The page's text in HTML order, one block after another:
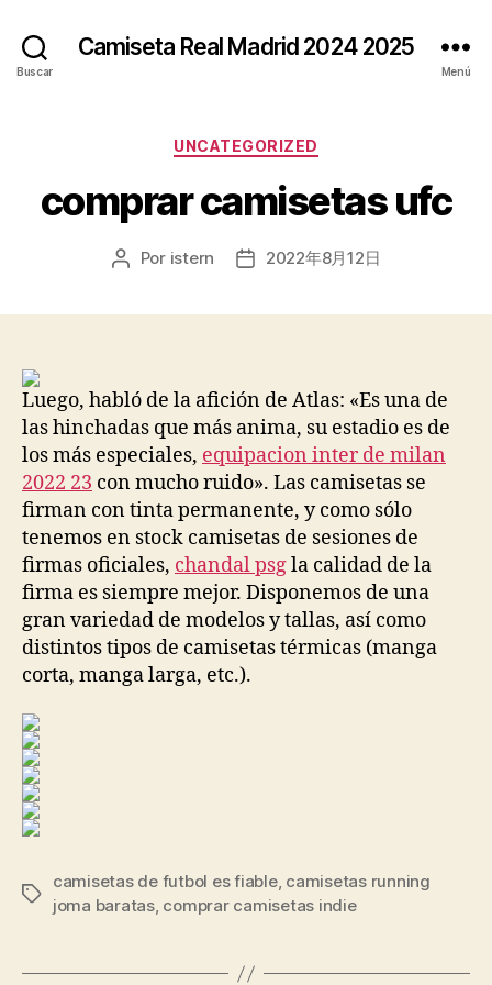
Buscar
Camiseta Real Madrid 2024 2025
Menú
Categorías
UNCATEGORIZED
comprar camisetas ufc
Autor
Por istern
Fecha2022年8月12日
Luego, habló de la afición de Atlas: «Es una de
las hinchadas que más anima, su estadio es de
los más especiales, equipacion inter de milan
2022 23 con mucho ruido». Las camisetas se
firman con tinta permanente, y como sólo
tenemos en stock camisetas de sesiones de
firmas oficiales, chandal psgla calidad de la
firma es siempre mejor. Disponemos de una
gran variedad de modelos y tallas, así como
distintos tipos de camisetas térmicas (manga
corta, manga larga, etc.).
Etiquetas
camisetas de futbol es fiable, camisetas running
joma baratas, comprar camisetas indie